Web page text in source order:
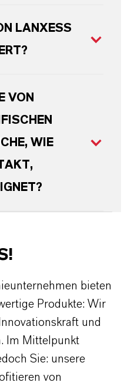
LANXESS
VON
WIE
bieten
Produkte: Wir
und
Im Mittelpunkt
Sie: unsere
von